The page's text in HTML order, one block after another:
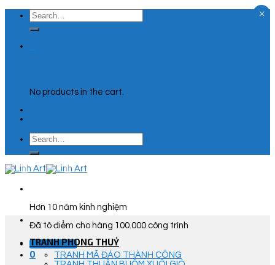
Skip
content
Search
for:
No products in the cart.
Search
for:
Hơn 10 năm kinh nghiệm
Đã tô điểm cho hàng 100.000 công trình
Góc Tư Vấn
0
TRANH PHONG THUỶ
TRANH MÃ ĐÁO THÀNH CÔNG
×